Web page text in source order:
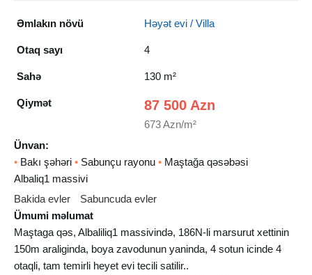
Əmlakın növü Həyət evi / Villa
Otaq sayı 4
Sahə 130 m²
Qiymət 87 500 Azn
673 Azn/m²
Ünvan:
• Bakı şəhəri • Sabunçu rayonu • Maştağa qəsəbəsi
Albaliq1 massivi
Bakida evler
Sabuncuda evler
Ümumi məlumat
Maştaga qəs, Albaliliq1 massivində, 186N-li marsurut xettinin
150m araliginda, boya zavodunun yaninda, 4 sotun icinde 4
otaqli, tam temirli heyet evi tecili satilir..